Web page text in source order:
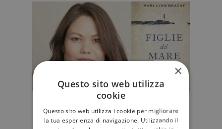
“Le figlie del mare”, il romanzo sul
genocidio delle comfort women
×
Questo sito web utilizza
cookie
Questo sito web utilizza i cookie per migliorare
la tua esperienza di navigazione. Utilizzando il